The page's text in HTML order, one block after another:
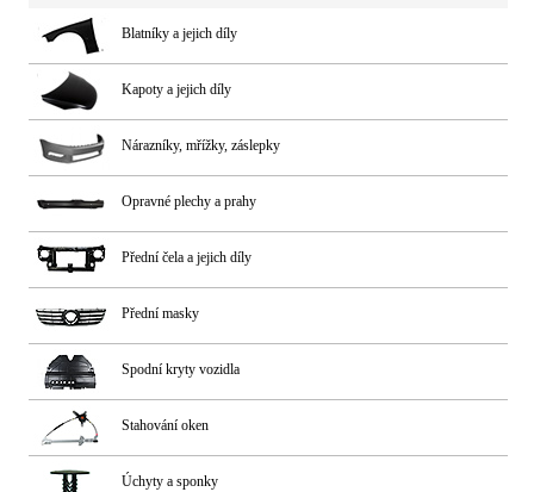
Blatníky a jejich díly
Kapoty a jejich díly
Nárazníky, mřížky, záslepky
Opravné plechy a prahy
Přední čela a jejich díly
Přední masky
Spodní kryty vozidla
Stahování oken
Úchyty a sponky